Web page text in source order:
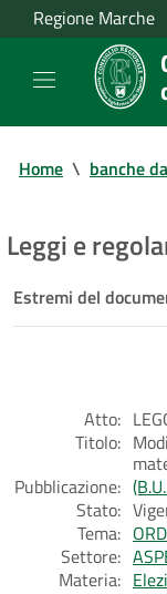
Regione Marche
Home \ banche
Leggi e
Estremi del
Atto:
Titolo:
Pubblicazione:
Stato:
Tema:
Settore:
Materia: